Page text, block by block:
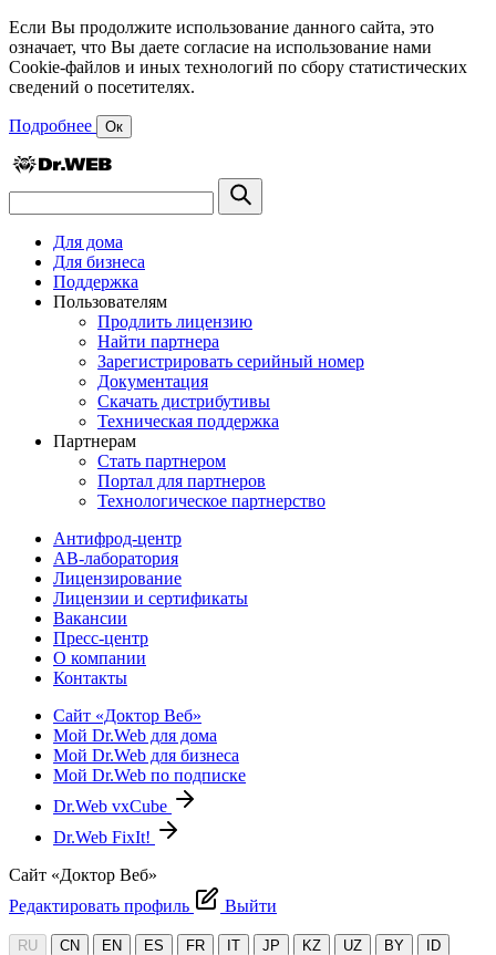
Если Вы продолжите использование данного сайта, это
означает, что Вы даете согласие на использование нами
Cookie-файлов и иных технологий по сбору статистических
сведений о посетителях.
Подробнее Ок
Для дома
Для бизнеса
Поддержка
Пользователям
Продлить лицензию
Найти партнера
Зарегистрировать серийный номер
Документация
Скачать дистрибутивы
Техническая поддержка
Партнерам
Стать партнером
Портал для партнеров
Технологическое партнерство
Антифрод-центр
АВ-лаборатория
Лицензирование
Лицензии и сертификаты
Вакансии
Пресс-центр
О компании
Контакты
Сайт «Доктор Веб»
Мой Dr.Web для дома
Мой Dr.Web для бизнеса
Мой Dr.Web по подписке
Dr.Web vxCube
Dr.Web FixIt!
Сайт «Доктор Веб»
Редактировать профиль
Выйти
RU CN EN ES FR IT JP KZ UZ BY ID